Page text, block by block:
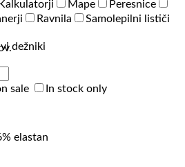
Kalkulatorji Mape
Peresnice
Ravnila
Samolepilni lističi
dežniki
sale In stock only
elastan